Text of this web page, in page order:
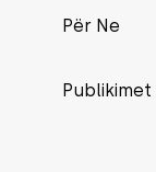
Për Ne
Publikimet